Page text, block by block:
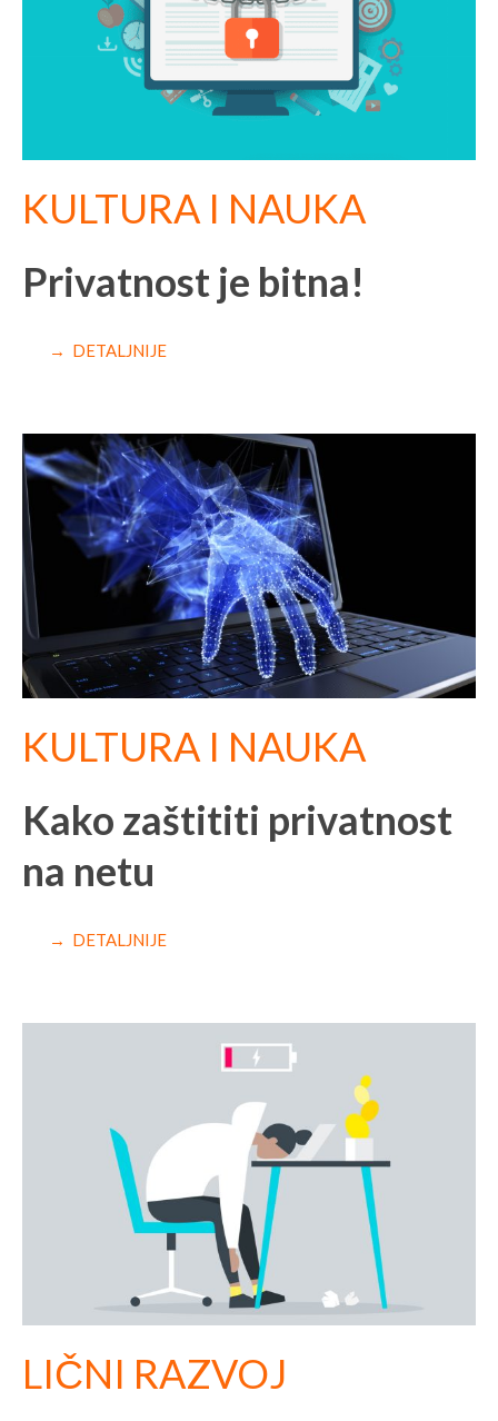
KULTURA I NAUKA
Privatnost je bitna!
→ DETALJNIJE
KULTURA I NAUKA
Kako zaštititi privatnost
na netu
→ DETALJNIJE
LIČNI RAZVOJ